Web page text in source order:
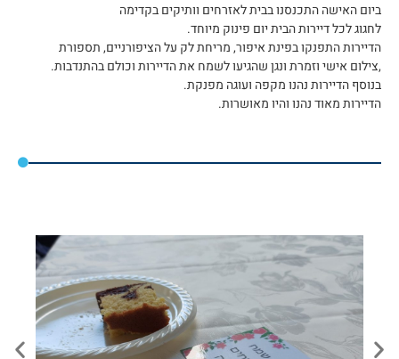
ביום האישה התכנסנו בבית לאזרחים וותיקים בקדימה
לחגוג לכל דיירות הבית יום פינוק מיוחד.
הדיירות התפנקו בפינת איפור, מריחת לק על הציפורניים, תספורת
,צילום אישי וזמרת ונגן שהגיעו לשמח את הדיירות וכולם בהתנדבות.
בנוסף הדיירות נהנו מקפה ועוגה מפנקת.
הדיירות מאוד נהנו והיו מאושרות.